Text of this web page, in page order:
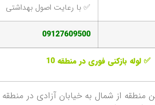
✅ با رعایت اصول بهداشتی
09127609500
✅ لوله بازکنی فوری در منطقه 10